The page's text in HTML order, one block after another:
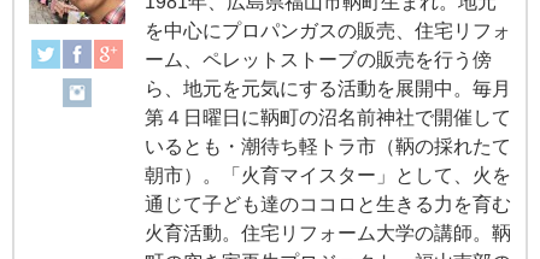
を中心にプロパンガスの販売、住宅リフォ
ーム、ペレットストーブの販売を行う傍
ら、地元を元気にする活動を展開中。毎月
第４日曜日に鞆町の沼名前神社で開催して
いるとも・潮待ち軽トラ市（鞆の採れたて
朝市）。「火育マイスター」として、火を
通じて子ども達のココロと生きる力を育む
火育活動。住宅リフォーム大学の講師。鞆